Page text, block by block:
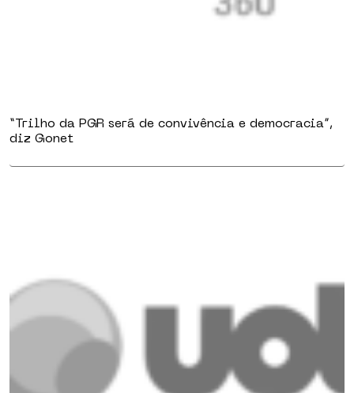
“Trilho da PGR será de convivência e democracia”,
diz Gonet